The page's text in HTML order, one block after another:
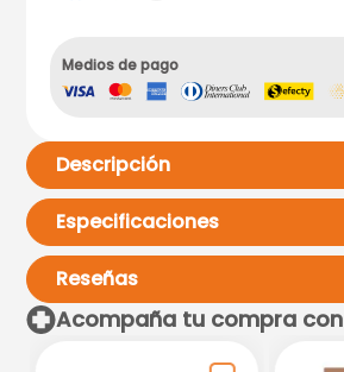
Medios de pago
Descripción
Especificaciones
Reseñas
Acompaña tu compra con